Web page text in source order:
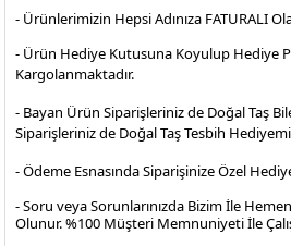
- Ürünlerimizin Hepsi Adınıza FATURALI
- Ürün Hediye Kutusuna Koyulup Hediye
Kargolanmaktadır.
- Bayan Ürün Siparişleriniz de Doğal Taş
Siparişleriniz de Doğal Taş Tesbih
- Ödeme Esnasında Siparişinize Özel
- Soru veya Sorunlarınızda Bizim İle
Olunur. %100 Müşteri Memnuniyeti İle